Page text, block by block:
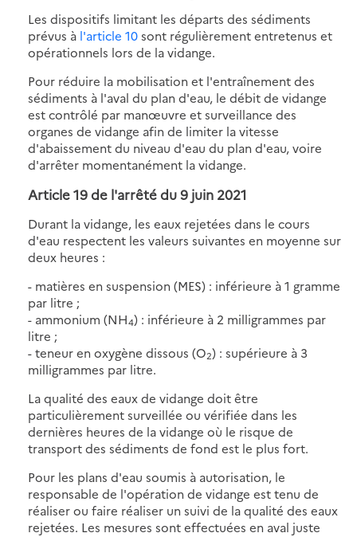
Les dispositifs limitant les départs des sédiments
prévus à l'article 10sont régulièrement entretenus et
opérationnels lors de la vidange.
Pour réduire la mobilisation et l'entraînement des
sédiments à l'aval du plan d'eau, le débit de vidange
est contrôlé par manœuvre et surveillance des
organes de vidange afin de limiter la vitesse
d'abaissement du niveau d'eau du plan d'eau, voire
d'arrêter momentanément la vidange.
Article 19 de l'arrêté du 9 juin 2021
Durant la vidange, les eaux rejetées dans le cours
d'eau respectent les valeurs suivantes en moyenne sur
deux heures :
- matières en suspension (MES) : inférieure à 1 gramme
par litre ;
- ammonium (NH4) : inférieure à 2 milligrammes par
litre ;
- teneur en oxygène dissous (O2) : supérieure à 3
milligrammes par litre.
La qualité des eaux de vidange doit être
particulièrement surveillée ou vérifiée dans les
dernières heures de la vidange où le risque de
transport des sédiments de fond est le plus fort.
Pour les plans d'eau soumis à autorisation, le
responsable de l'opération de vidange est tenu de
réaliser ou faire réaliser un suivi de la qualité des eaux
rejetées. Les mesures sont effectuées en aval juste